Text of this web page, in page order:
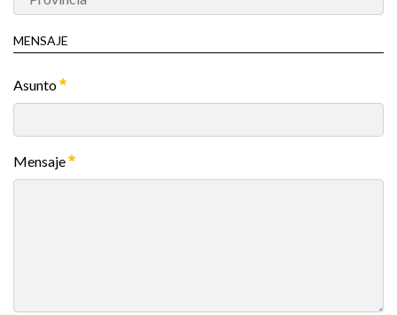
MENSAJE
Asunto
Mensaje